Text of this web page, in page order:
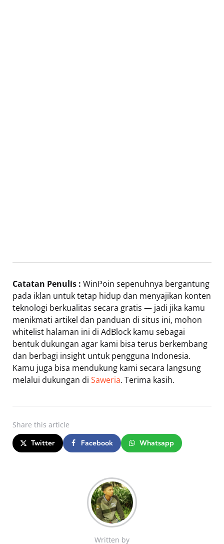
Catatan Penulis : WinPoin sepenuhnya bergantung
pada iklan untuk tetap hidup dan menyajikan konten
teknologi berkualitas secara gratis — jadi jika kamu
menikmati artikel dan panduan di situs ini, mohon
whitelist halaman ini di AdBlock kamu sebagai
bentuk dukungan agar kami bisa terus berkembang
dan berbagi insight untuk pengguna Indonesia.
Kamu juga bisa mendukung kami secara langsung
melalui dukungan di Saweria. Terima kasih.
Share this article
Twitter Facebook Whatsapp
Written by